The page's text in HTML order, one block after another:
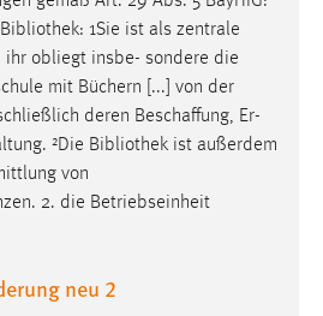
Bibliothek: 1Sie ist als zentrale
ihr obliegt insbe- sondere die
mit Büchern [...] von der
deren Beschaffung, Er-
²Die Bibliothek ist außerdem
von
2. die Betriebseinheit
neu 2